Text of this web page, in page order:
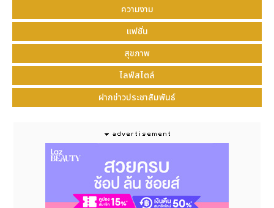
สำหรับผู้ที่หลงใหลในศิลปะการแสดง โรงละครเซิงจิง
เตรียมเปิดม่านโชว์ระดับมาสเตอร์พีซ ทั้งคอนเสิร์ตงิ้ว
ปักกิ่งคลาสสิกโดยคณะงิ้วปักกิ่งแห่งชาติจีน และการแสดง
เปียโนรีไซทัลของศิลปินระดับโลกอย่างแมกซิม มิรวิก้า
(Maksim Mrvica) ขณะที่โรงละครหลีหยวนพร้อมสะกด
สายตาผู้ชมด้วยโชว์Impressions of Shenyangมหา
กาพย์การแสดงที่ร้อยเรียงดนตรี นาฏศิลป์ และกวีนิพนธ์
เข้ากับเทคนิคภาพสุดตระการตา ส่วนสายอาร์ตและคนรัก
แถวหน้าทั้งชาวจีนและต่างชาติ ณ ย่านฮิปอย่างย่าน
สร้างสรรค์ทางวัฒนธรรม 1905 (1905 Cultural and
Creative Park) และย่านสร้างสรรค์ทางวัฒนธรรมหง
เหมย (Hongmei Cultural and Creative Park)
นอกจากนี้ แฟนเพลงยังสามารถไปสัมผัสบรรยากาศความ
ความงาม
แฟชั่น
สุขภาพ
ไลฟ์สไตล์
ฝากข่าวประชาสัมพันธ์